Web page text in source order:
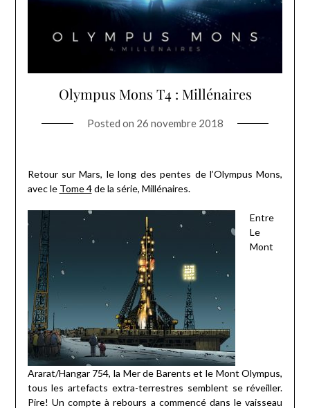
Olympus Mons T4 : Millénaires
Posted on 26 novembre 2018
Retour sur Mars, le long des pentes de l’Olympus Mons,
avec le Tome 4de la série, Millénaires.
Entre
Le
Mont
Ararat/Hangar 754, la Mer de Barents et le Mont Olympus,
tous les artefacts extra-terrestres semblent se réveiller.
Pire! Un compte à rebours a commencé dans le vaisseau